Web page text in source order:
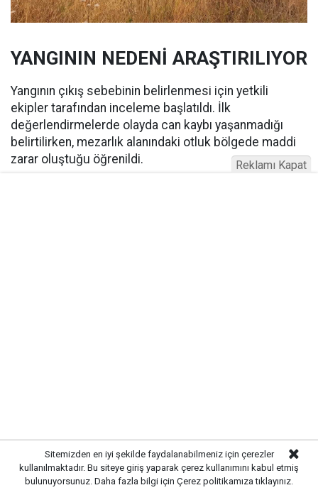
YANGININ NEDENİ ARAŞTIRILIYOR
Yangının çıkış sebebinin belirlenmesi için yetkili
ekipler tarafından inceleme başlatıldı. İlk
değerlendirmelerde olayda can kaybı yaşanmadığı
belirtilirken, mezarlık alanındaki otluk bölgede maddi
zarar oluştuğu öğrenildi.
Sitemizden en iyi şekilde faydalanabilmeniz için çerezler
kullanılmaktadır. Bu siteye giriş yaparak çerez kullanımını kabul etmiş
bulunuyorsunuz. Daha fazla bilgi için Çerez politikamıza tıklayınız.
Reklamı Kapat